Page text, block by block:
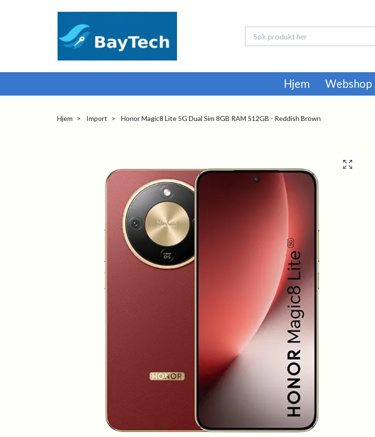
Hjem Webshop
Hjem Import Honor Magic8 Lite 5G Dual Sim 8GB RAM 512GB - Reddish Brown